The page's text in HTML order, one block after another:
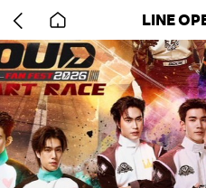
back
to
home
LINE